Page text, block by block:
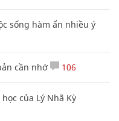
sống hàm ẩn nhiều ý
cần nhớ 106
của Lý Nhã Kỳ